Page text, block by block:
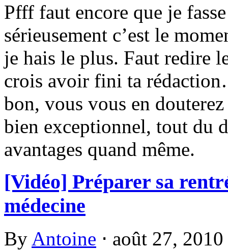
Pfff faut encore que je
sérieusement c’est le
je hais le plus. Faut redire
crois avoir fini ta
bon, vous vous en
bien exceptionnel, tout du
avantages quand même.
[Vidéo] Préparer sa
médecine
By Antoine ⋅ août 27, 2010